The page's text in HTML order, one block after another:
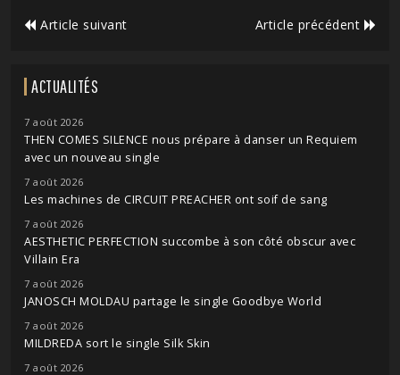
Article suivant Article précédent
ACTUALITÉS
7 août 2026
THEN COMES SILENCE nous prépare à danser un Requiem
avec un nouveau single
7 août 2026
Les machines de CIRCUIT PREACHER ont soif de sang
7 août 2026
AESTHETIC PERFECTION succombe à son côté obscur avec
Villain Era
7 août 2026
JANOSCH MOLDAU partage le single Goodbye World
7 août 2026
MILDREDA sort le single Silk Skin
7 août 2026